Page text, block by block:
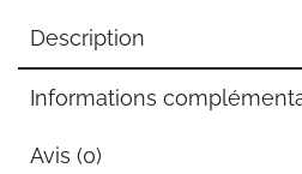
Description
Informations
Avis (0)